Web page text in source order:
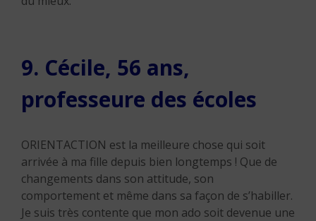
9. Cécile, 56 ans,
professeure des écoles
ORIENTACTION est la meilleure chose qui soit
arrivée à ma fille depuis bien longtemps ! Que de
changements dans son attitude, son
comportement et même dans sa façon de s’habiller.
Je suis très contente que mon ado soit devenue une